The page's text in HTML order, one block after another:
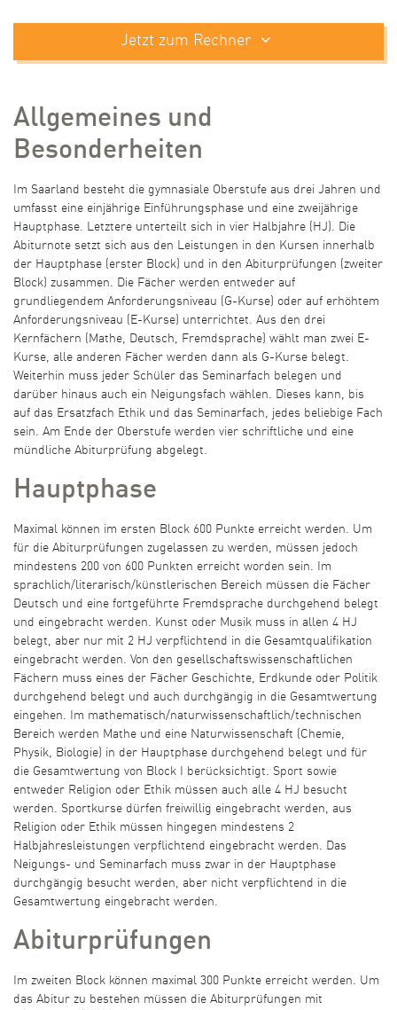
Jetzt zum Rechner
Allgemeines und
Besonderheiten
Im Saarland besteht die gymnasiale Oberstufe aus drei Jahren und
umfasst eine einjährige Einführungsphase und eine zweijährige
Hauptphase. Letztere unterteilt sich in vier Halbjahre (HJ). Die
Abiturnote setzt sich aus den Leistungen in den Kursen innerhalb
der Hauptphase (erster Block) und in den Abiturprüfungen (zweiter
Block) zusammen. Die Fächer werden entweder auf
grundliegendem Anforderungsniveau (G-Kurse) oder auf erhöhtem
Anforderungsniveau (E-Kurse) unterrichtet. Aus den drei
Kernfächern (Mathe, Deutsch, Fremdsprache) wählt man zwei E-
Kurse, alle anderen Fächer werden dann als G-Kurse belegt.
Weiterhin muss jeder Schüler das Seminarfach belegen und
darüber hinaus auch ein Neigungsfach wählen. Dieses kann, bis
auf das Ersatzfach Ethik und das Seminarfach, jedes beliebige Fach
sein. Am Ende der Oberstufe werden vier schriftliche und eine
mündliche Abiturprüfung abgelegt.
Hauptphase
Maximal können im ersten Block 600 Punkte erreicht werden. Um
für die Abiturprüfungen zugelassen zu werden, müssen jedoch
mindestens 200 von 600 Punkten erreicht worden sein. Im
sprachlich/literarisch/künstlerischen Bereich müssen die Fächer
Deutsch und eine fortgeführte Fremdsprache durchgehend belegt
und eingebracht werden. Kunst oder Musik muss in allen 4 HJ
belegt, aber nur mit 2 HJ verpflichtend in die Gesamtqualifikation
eingebracht werden. Von den gesellschaftswissenschaftlichen
Fächern muss eines der Fächer Geschichte, Erdkunde oder Politik
durchgehend belegt und auch durchgängig in die Gesamtwertung
eingehen. Im mathematisch/naturwissenschaftlich/technischen
Bereich werden Mathe und eine Naturwissenschaft (Chemie,
Physik, Biologie) in der Hauptphase durchgehend belegt und für
die Gesamtwertung von Block I berücksichtigt. Sport sowie
entweder Religion oder Ethik müssen auch alle 4 HJ besucht
werden. Sportkurse dürfen freiwillig eingebracht werden, aus
Religion oder Ethik müssen hingegen mindestens 2
Halbjahresleistungen verpflichtend eingebracht werden. Das
Neigungs- und Seminarfach muss zwar in der Hauptphase
durchgängig besucht werden, aber nicht verpflichtend in die
Gesamtwertung eingebracht werden.
Abiturprüfungen
Im zweiten Block können maximal 300 Punkte erreicht werden. Um
das Abitur zu bestehen müssen die Abiturprüfungen mit